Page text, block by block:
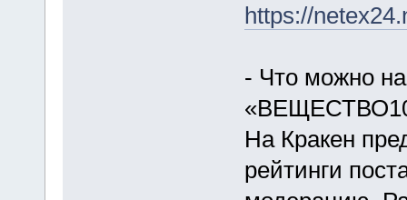
https://
- Что можно
На Кракен
рейтинги